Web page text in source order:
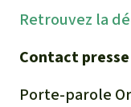
Retrouvez la
Contact presse
Porte-parole